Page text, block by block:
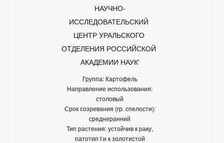
НАУЧНО-
ИССЛЕДОВАТЕЛЬСКИЙ
ЦЕНТР УРАЛЬСКОГО
ОТДЕЛЕНИЯ РОССИЙСКОЙ
АКАДЕМИИ НАУК'
Группа: Картофель
Направление использования:
столовый
Срок созревания (гр. спелости):
среднеранний
Тип растения: устойчив к раку,
патотип I и к золотистой